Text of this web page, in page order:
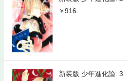
916
新装版 少年進化論: 3